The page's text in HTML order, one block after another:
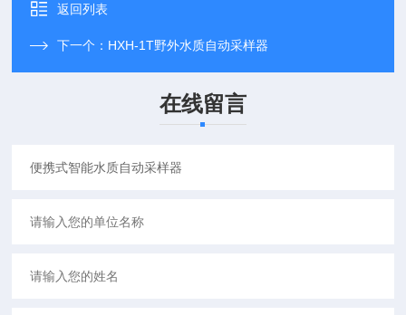
返回列表
下一个： HXH-1T野外水质自动采样器
在线留言